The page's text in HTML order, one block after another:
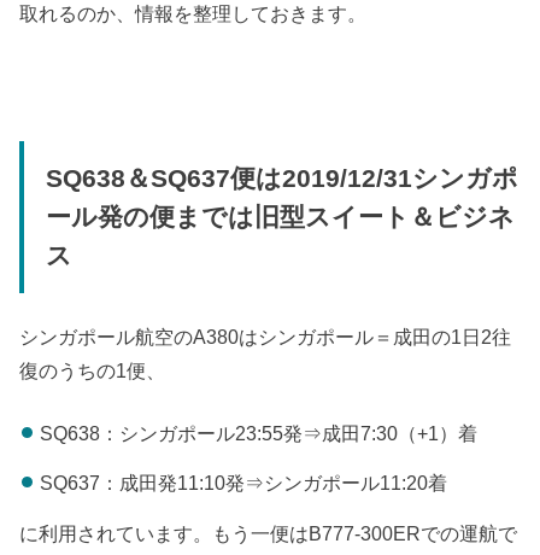
取れるのか、情報を整理しておきます。
SQ638＆SQ637便は2019/12/31シンガポ
ール発の便までは旧型スイート＆ビジネ
ス
シンガポール航空のA380はシンガポール＝成田の1日2往
復のうちの1便、
SQ638：シンガポール23:55発⇒成田7:30（+1）着
SQ637：成田発11:10発⇒シンガポール11:20着
に利用されています。もう一便はB777-300ERでの運航で